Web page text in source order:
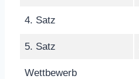
4. Satz
5. Satz
Wettbewerb